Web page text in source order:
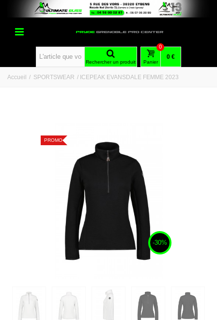
Rechercher un produit Panier
0
0 €
Accueil / SPORTSWEAR / ICEPEAK EVANSDALE FEMME 2023
PROMO
-30%